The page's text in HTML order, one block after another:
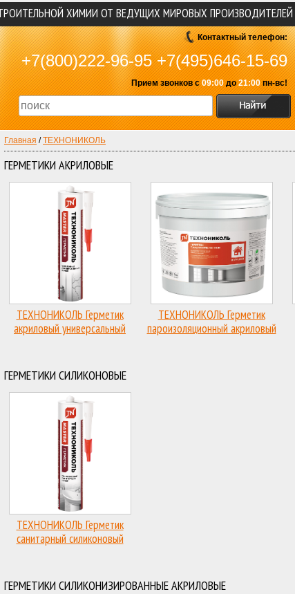
Главная /ТЕХНОНИКОЛЬ
ГЕРМЕТИКИ АКРИЛОВЫЕ
ТЕХНОНИКОЛЬ Герметик
акриловый универсальный
ТЕХНОНИКОЛЬ Герметик
пароизоляционный акриловый
ГЕРМЕТИКИ СИЛИКОНОВЫЕ
ТЕХНОНИКОЛЬ Герметик
санитарный силиконовый
ГЕРМЕТИКИ СИЛИКОНИЗИРОВАННЫЕ АКРИЛОВЫЕ
ХИМИИ ОТ ВЕДУЩИХ МИРОВЫХ ПРОИЗВОДИТЕЛЕЙ
Контактный телефон:
+7(800)222-96-95 +7(495)646-15-69
Прием звонков с09:00до21:00пн-вс!